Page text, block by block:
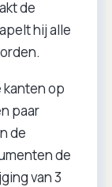
de
hij alle
kanten op
paar
de
de
van 3